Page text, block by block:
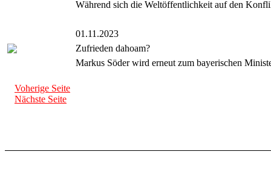
Während sich die Weltöffentlichkeit auf den
01.11.2023
Zufrieden dahoam?
Markus Söder wird erneut zum bayerischen
Voherige Seite
Nächste Seite